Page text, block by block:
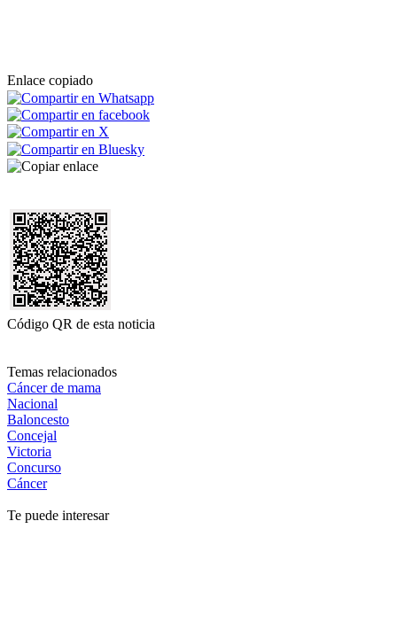
Enlace copiado
Código QR de esta noticia
Temas relacionados
Cáncer de mama
Nacional
Baloncesto
Concejal
Victoria
Concurso
Cáncer
Te puede interesar